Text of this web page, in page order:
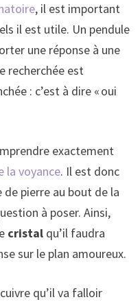
, il est important
il est utile. Un pendule
une réponse à une
recherchée est
: c’est à dire « oui
exactement
la voyance. Il est donc
pierre au bout de la
à poser. Ainsi,
cristalqu’il faudra
sur le plan amoureux.
qu’il va falloir